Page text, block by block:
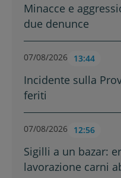
Minacce e
due denunce
07/08/2026 13:44
Incidente sulla
feriti
07/08/2026 12:56
Sigilli a un bazar:
lavorazione carni